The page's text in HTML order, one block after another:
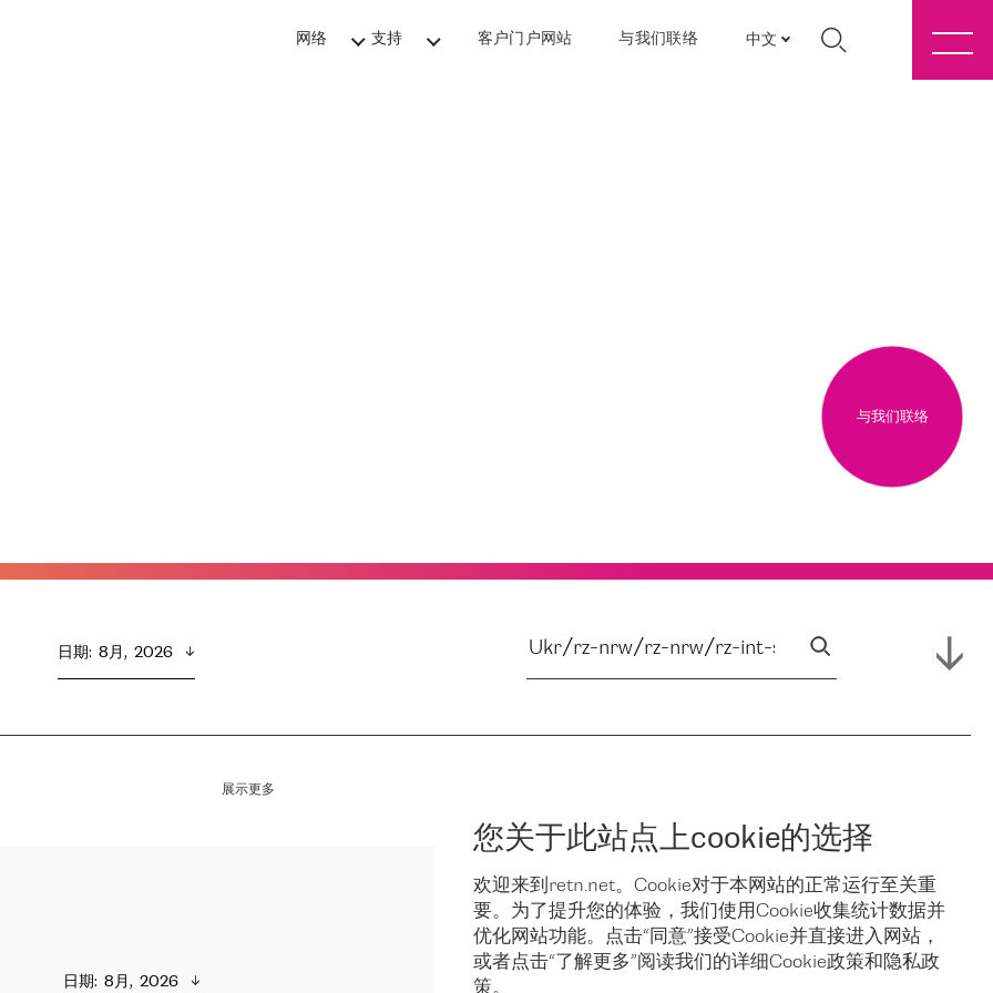
网络 支持 客户门户网站 与我们联络 中文
您关于此站点上cookie的选择
欢迎来到retn.net。Cookie对于本网站的正常运行至关重
要。为了提升您的体验，我们使用Cookie收集统计数据并
优化网站功能。点击“同意”接受Cookie并直接进入网站，
或者点击“了解更多”阅读我们的详细Cookie政策和隐私政
策。
与我们联络
日期: 8月,  2026
展示更多
日期: 8月,  2026